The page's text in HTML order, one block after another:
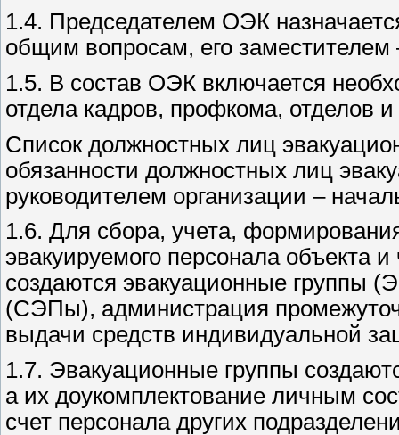
1.4. Председателем ОЭК
общим вопросам, его заместителем
1.5. В состав ОЭК включается
отдела кадров, профкома, отделов
Список должностных лиц
обязанности должностных лиц
руководителем организации –
1.6. Для сбора, учета,
эвакуируемого персонала объекта
создаются эвакуационные группы
(СЭПы), администрация
выдачи средств индивидуальной
1.7. Эвакуационные группы
а их доукомплектование личным
счет персонала других